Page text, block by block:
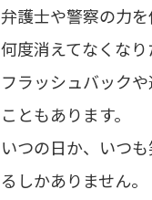
弁護士や警察の力
何度消えてなくなり
フラッシュバック
こともあります。
いつの日か、いつ
るしかありません。